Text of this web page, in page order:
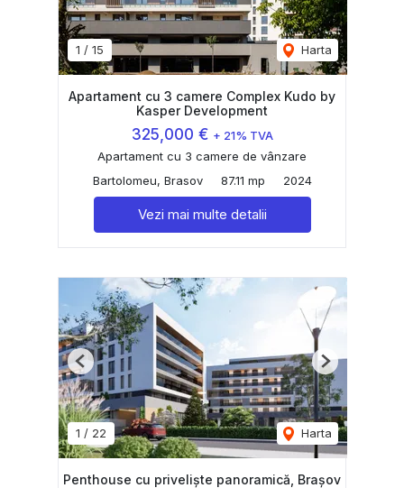
1 / 15 Harta
Apartament cu 3 camere Complex Kudo by
Kasper Development
325,000 € + 21% TVA
Apartament cu 3 camere de vânzare
Bartolomeu, Brasov
87.11 mp 2024
Vezi mai multe detalii
1 / 22 Harta
Previous Next
Penthouse cu priveliște panoramică, Brașov